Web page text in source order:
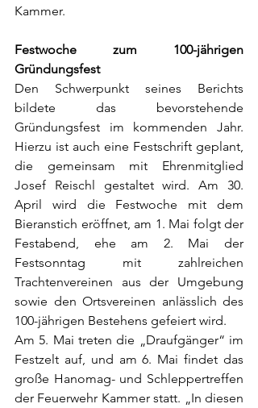
Kammer.
Festwoche zum 100-jährigen
Gründungsfest
Den Schwerpunkt seines Berichts
bildete das bevorstehende
Gründungsfest im kommenden Jahr.
Hierzu ist auch eine Festschrift geplant,
die gemeinsam mit Ehrenmitglied
Josef Reischl gestaltet wird. Am 30.
April wird die Festwoche mit dem
Bieranstich eröffnet, am 1. Mai folgt der
Festabend, ehe am 2. Mai der
Festsonntag mit zahlreichen
Trachtenvereinen aus der Umgebung
sowie den Ortsvereinen anlässlich des
100-jährigen Bestehens gefeiert wird.
Am 5. Mai treten die „Draufgänger“ im
Festzelt auf, und am 6. Mai findet das
große Hanomag- und Schleppertreffen
der Feuerwehr Kammer statt. „In diesen